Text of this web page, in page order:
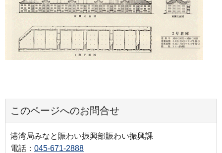
このページへのお問合せ
港湾局みなと賑わい振興部賑わい振興課
電話： 045-671-2888